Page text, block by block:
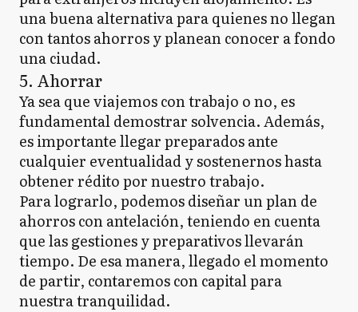
una buena alternativa para quienes no llegan
con tantos ahorros y planean conocer a fondo
una ciudad.
5. Ahorrar
Ya sea que viajemos con trabajo o no, es
fundamental demostrar solvencia. Además,
es importante llegar preparados ante
cualquier eventualidad y sostenernos hasta
obtener rédito por nuestro trabajo.
Para lograrlo, podemos diseñar un plan de
ahorros con antelación, teniendo en cuenta
que las gestiones y preparativos llevarán
tiempo. De esa manera, llegado el momento
de partir, contaremos con capital para
nuestra tranquilidad.